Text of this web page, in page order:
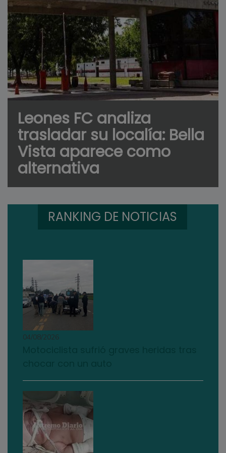
Leones FC analiza
trasladar su localía: Bella
Vista aparece como
alternativa
RANKING DE NOTICIAS
04/08/2026